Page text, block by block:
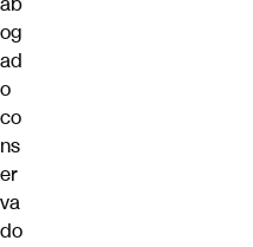
og
ad
o
co
ns
er
va
do